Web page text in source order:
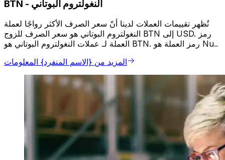
BTN - النغولتروم البوتاني
تُظهر تقييمات العملات لدينا أنّ سعر الصرف الأكثر رواجًا لعملة
النغولتروم البوتاني هو سعر الصرف للزوج BTN إلى USD. رمز
العملة لـ عملات النغولتروم البوتاني هو BTN. رمز العملة هو Nu..
المزيد من {الاسم المنفرد} المعلومات